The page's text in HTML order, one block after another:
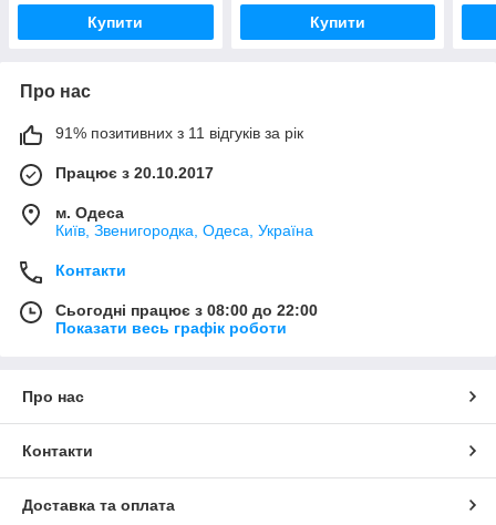
Купити Купити
Про нас
91% позитивних з 11 відгуків за рік
Працює з 20.10.2017
м. Одеса
Київ, Звенигородка, Одеса, Україна
Контакти
Сьогодні працює з 08:00 до 22:00
Показати весь графік роботи
Про нас
Контакти
Доставка та оплата